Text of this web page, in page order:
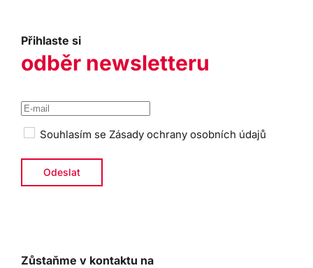
Přihlaste si
odběr newsletteru
Souhlasím se Zásady ochrany osobních údajů
Zůstaňme v kontaktu na